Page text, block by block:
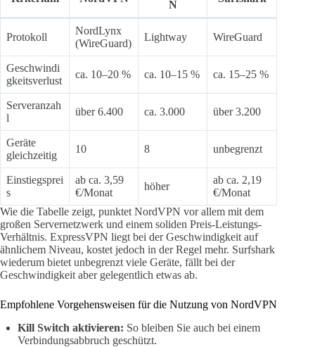
N
Protokoll
NordLynx
(WireGuard)
Lightway WireGuard
Geschwindi
gkeitsverlust
ca. 10–20 % ca. 10–15 % ca. 15–25 %
Serveranzah
l
über 6.400 ca. 3.000 über 3.200
Geräte
gleichzeitig
10 8 unbegrenzt
Einstiegsprei
s
ab ca. 3,59
€/Monat
höher
ab ca. 2,19
€/Monat
Wie die Tabelle zeigt, punktet NordVPN vor allem mit dem
großen Servernetzwerk und einem soliden Preis-Leistungs-
Verhältnis. ExpressVPN liegt bei der Geschwindigkeit auf
ähnlichem Niveau, kostet jedoch in der Regel mehr. Surfshark
wiederum bietet unbegrenzt viele Geräte, fällt bei der
Geschwindigkeit aber gelegentlich etwas ab.
Empfohlene Vorgehensweisen für die Nutzung von NordVPN
Kill Switch aktivieren: So bleiben Sie auch bei einem
Verbindungsabbruch geschützt.